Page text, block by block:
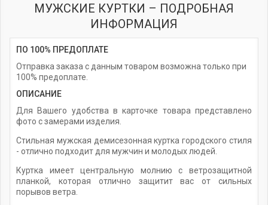
МУЖСКИЕ КУРТКИ – ПОДРОБНАЯ
ИНФОРМАЦИЯ
ПО 100% ПРЕДОПЛАТЕ
Отправка заказа с данным товаром возможна только при
100% предоплате.
ОПИСАНИЕ
Для Вашего удобства в карточке товара представлено
фото с замерами изделия.
Стильная мужская демисезонная куртка городского стиля
- отлично подходит для мужчин и молодых людей.
Куртка имеет центральную молнию с ветрозащитной
планкой, которая отлично защитит вас от сильных
порывов ветра.